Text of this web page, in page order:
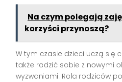
Na czym polegają
korzyści przynoszą?
W tym czasie dzieci uczą się
także radzić sobie z nowymi
wyzwaniami. Rola rodziców